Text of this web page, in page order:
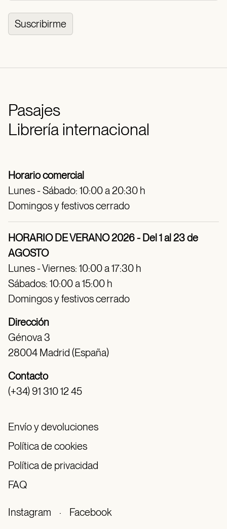
Suscribirme
Pasajes
Librería internacional
Horario comercial
Lunes - Sábado: 10:00 a 20:30 h
Domingos y festivos cerrado
HORARIO DE VERANO 2026 - Del 1 al 23 de
AGOSTO
Lunes - Viernes: 10:00 a 17:30 h
Sábados: 10:00 a 15:00 h
Domingos y festivos cerrado
Dirección
Génova 3
28004 Madrid (España)
Contacto
(+34) 91 310 12 45
Envío y devoluciones
Política de cookies
Política de privacidad
FAQ
Instagram · Facebook